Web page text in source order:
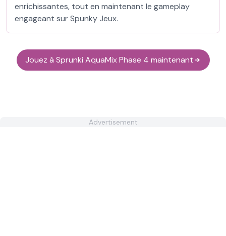
enrichissantes, tout en maintenant le gameplay
engageant sur Spunky Jeux.
Jouez à Sprunki AquaMix Phase 4 maintenant
Advertisement